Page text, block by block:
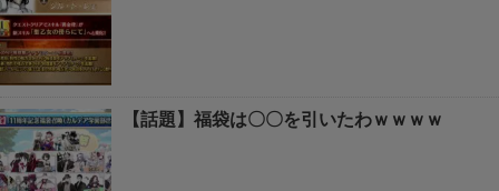
【話題】福袋は〇〇を引いたわｗｗｗｗ